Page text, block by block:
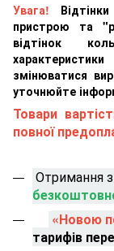
Увага!
пристрою та
відтінок
змінюватися
уточнюйте
Товари
повної
Отримання
«Новою
тарифів